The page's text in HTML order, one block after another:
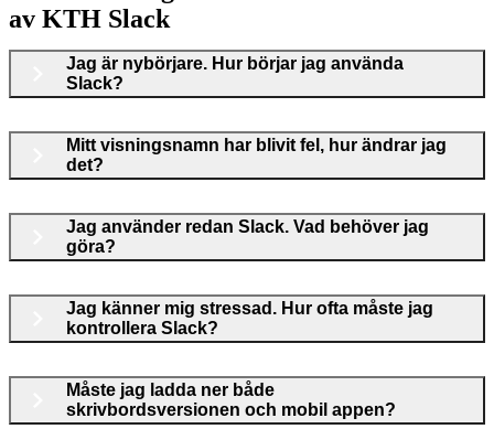
av KTH Slack
Jag är nybörjare. Hur börjar jag använda
Slack?
Mitt visningsnamn har blivit fel, hur ändrar jag
det?
Jag använder redan Slack. Vad behöver jag
göra?
Jag känner mig stressad. Hur ofta måste jag
kontrollera Slack?
Måste jag ladda ner både
skrivbordsversionen och mobil appen?